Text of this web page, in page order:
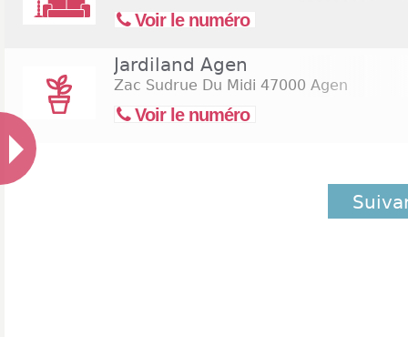
Voir le numéro
Jardiland Agen
Zac Sudrue Du Midi 47000 Agen
Voir le numéro